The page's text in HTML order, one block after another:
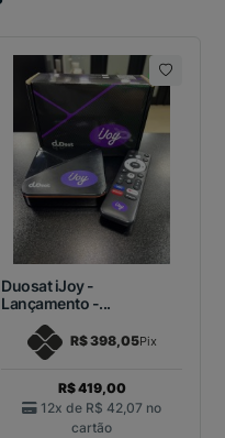
Duosat iJoy -
Lançamento -...
R$ 398,05Pix
R$ 419,00
12x de R$ 42,07 no
cartão